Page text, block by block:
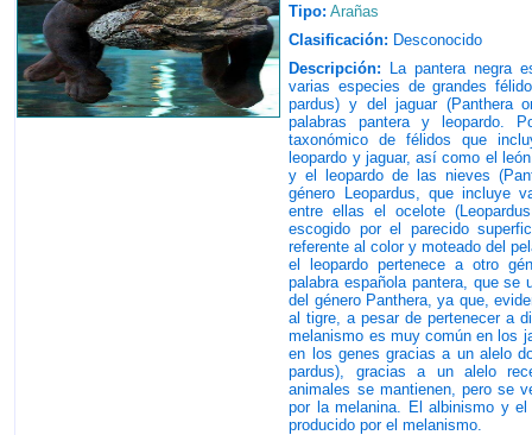
Tipo: Arañas
Clasificación: Desconocido
Descripción: La pantera negra
varias especies de grandes
pardus) y del jaguar (Panthera
palabras pantera y leopardo.
taxonómico de félidos que
leopardo y jaguar, así como el
y el leopardo de las nieves
género Leopardus, que incluye
entre ellas el ocelote
escogido por el parecido
referente al color y moteado del
el leopardo pertenece a otro
palabra española pantera, que
del género Panthera, ya que,
al tigre, a pesar de pertenecer a
melanismo es muy común en los
en los genes gracias a un alelo
pardus), gracias a un alelo
animales se mantienen, pero se
por la melanina. El albinismo y
producido por el melanismo.